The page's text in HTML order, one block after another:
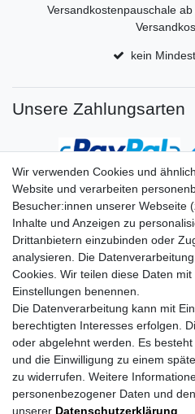
Versandkostenpauschale
kein
Unsere Zahlungsarten
Wir verwenden Cookies und
Website und verarbeiten
Besucher:innen unserer Webseite
Inhalte und Anzeigen zu
Drittanbietern einzubinden oder
analysieren. Die
Cookies. Wir teilen diese Daten
Einstellungen benennen.
Die Datenverarbeitung kann mit
berechtigten Interesses erfolgen.
oder abgelehnt werden. Es
und die Einwilligung zu einem
zu widerrufen. Weitere
personenbezogener Daten und
unserer Daten­schutz­erklärung